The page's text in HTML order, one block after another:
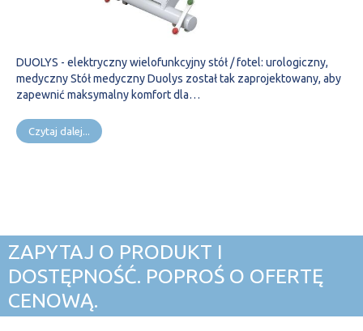
DUOLYS - elektryczny wielofunkcyjny stół / fotel: urologiczny,
medyczny Stół medyczny Duolys został tak zaprojektowany, aby
zapewnić maksymalny komfort dla…
Czytaj dalej...
ZAPYTAJ O PRODUKT I
DOSTĘPNOŚĆ. POPROŚ O OFERTĘ
CENOWĄ.